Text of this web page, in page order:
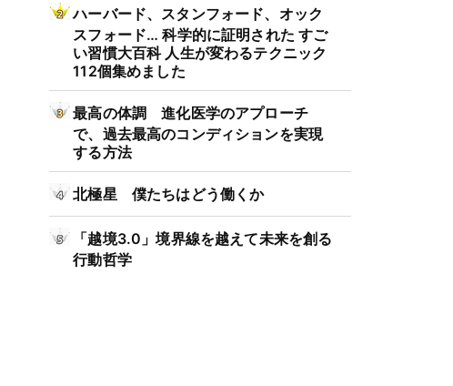
ハーバード、スタンフォード、オック
スフォード… 科学的に証明された すご
い習慣大百科 人生が変わるテクニック
112個集めました
最高の体調 進化医学のアプローチ
で、過去最高のコンディションを実現
する方法
北極星 僕たちはどう働くか
「越境3.0」境界線を越えて未来を創る
行動哲学